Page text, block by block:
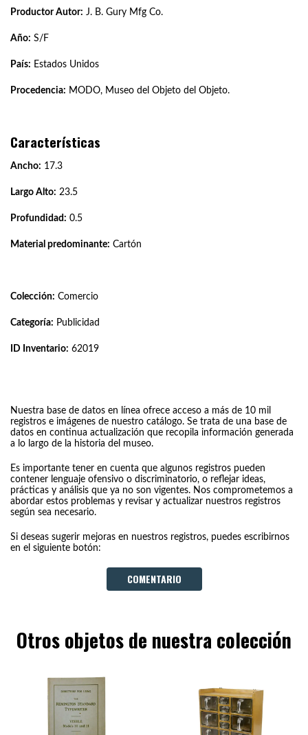
Productor Autor: J. B. Gury Mfg Co.
Año: S/F
País: Estados Unidos
Procedencia: MODO, Museo del Objeto del Objeto.
Características
Ancho: 17.3
Largo Alto: 23.5
Profundidad: 0.5
Material predominante: Cartón
Colección: Comercio
Categoría: Publicidad
ID Inventario: 62019
Nuestra base de datos en línea ofrece acceso a más de 10 mil
registros e imágenes de nuestro catálogo. Se trata de una base de
datos en continua actualización que recopila información generada
a lo largo de la historia del museo.
Es importante tener en cuenta que algunos registros pueden
contener lenguaje ofensivo o discriminatorio, o reflejar ideas,
prácticas y análisis que ya no son vigentes. Nos comprometemos a
abordar estos problemas y revisar y actualizar nuestros registros
según sea necesario.
Si deseas sugerir mejoras en nuestros registros, puedes escribirnos
en el siguiente botón:
COMENTARIO
Otros objetos de nuestra colección